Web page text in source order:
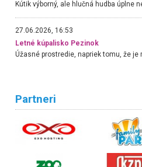
27.06.2026, 16:53
Letné kúpalisko Pezinok
Partneri